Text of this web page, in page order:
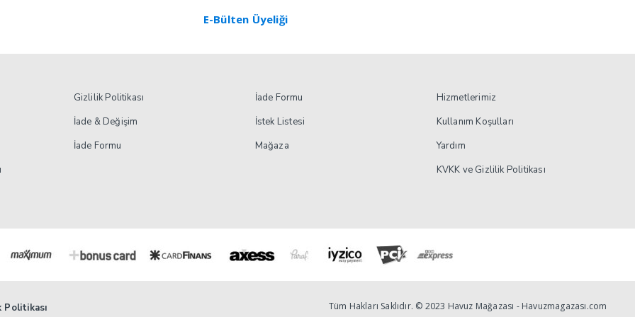
E-Bülten Üyeliği
Gizlilik Politikası
İade & Değişim
İade Formu
İade Formu
İstek Listesi
Mağaza
Hizmetlerimiz
Kullanım Koşulları
Yardım
KVKK ve Gizlilik Politikası
Politikası Tüm Hakları Saklıdır. © 2023 Havuz Mağazası - Havuzmagazası.com